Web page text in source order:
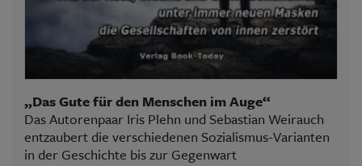
„Das Gute für den Menschen im Auge“
Das Autorenpaar Iris Plehn und Sebastian Weirauch
entzaubert die verschiedenen Sozialismus-Varianten
in der Geschichte bis zur Gegenwart